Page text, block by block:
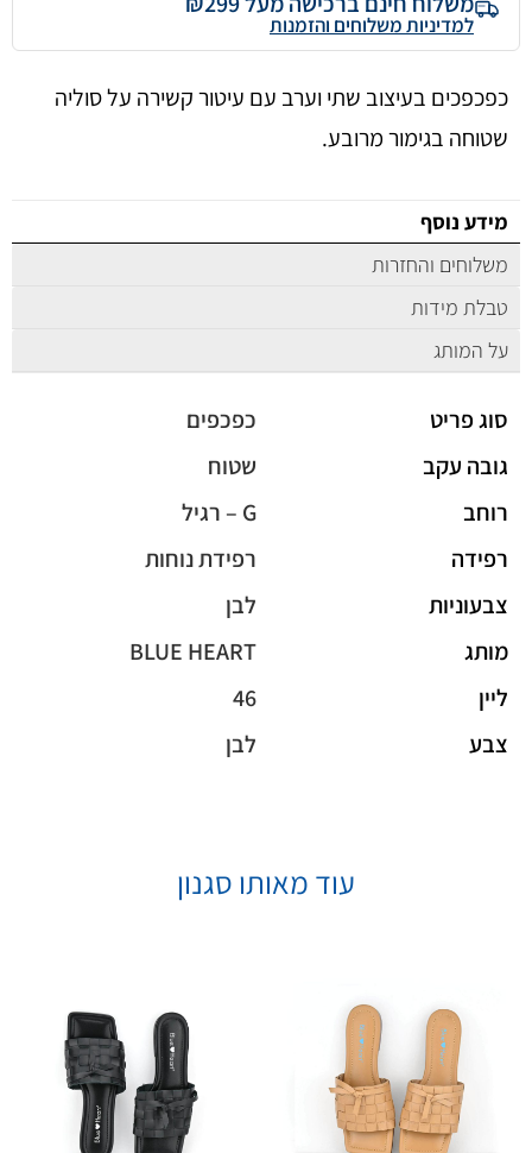
למדיניות משלוחים והזמנות
כפכפכים בעיצוב שתי וערב עם עיטור קשירה על סוליה
שטוחה בגימור מרובע.
מידע נוסף
משלוחים והחזרות
טבלת מידות
על המותג
סוג פריט
כפכפים
גובה עקב
שטוח
רוחב
G – רגיל
רפידה
רפידת נוחות
צבעוניות
לבן
מותג
BLUE HEART
ליין
46
צבע
לבן
עוד מאותו סגנון